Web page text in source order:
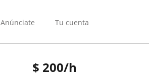
Anúnciate Tu cuenta
$ 200/h